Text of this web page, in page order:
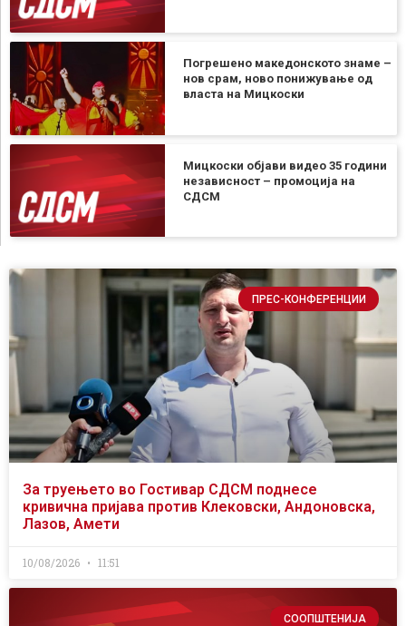
Погрешено македонското знаме –
нов срам, ново понижување од
власта на Мицкоски
Мицкоски објави видео 35 години
независност – промоција на
СДСМ
ПРЕС-КОНФЕРЕНЦИИ
За труењето во Гостивар СДСМ поднесе
кривична пријава против Клековски, Андоновска,
Лазов, Амети
10/08/2026 11:51
СООПШТЕНИЈА